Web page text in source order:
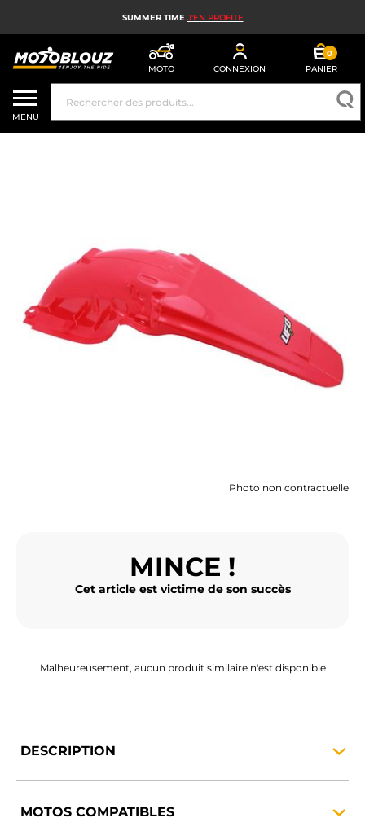
SUMMER TIME J'EN PROFITE
MOTO CONNEXION
0
PANIER
CASQUE MOTO
ÉQUIPEMENT MOTO HOMME
AIRBAG MOTO
PIÈCES MOTO ET OUTILLAGE
ACCESSOIRES MOTO
FR | EUR € — MODIFIER
NOUS CONTACTER
MENU
Photo non contractuelle
MINCE !
Cet article est victime de son succès
Malheureusement, aucun produit similaire n'est disponible
DESCRIPTION
MOTOS COMPATIBLES